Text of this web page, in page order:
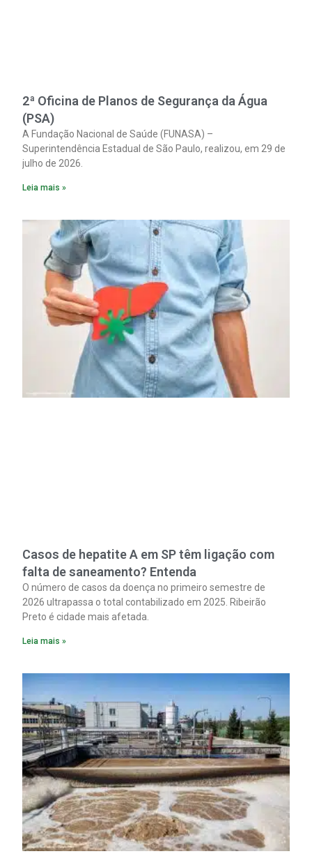
2ª Oficina de Planos de Segurança da Água
(PSA)
A Fundação Nacional de Saúde (FUNASA) –
Superintendência Estadual de São Paulo, realizou, em 29 de
julho de 2026.
Leia mais »
Casos de hepatite A em SP têm ligação com
falta de saneamento? Entenda
O número de casos da doença no primeiro semestre de
2026 ultrapassa o total contabilizado em 2025. Ribeirão
Preto é cidade mais afetada.
Leia mais »